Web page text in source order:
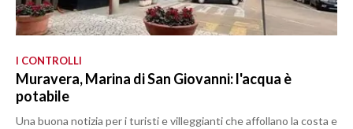
I CONTROLLI
Muravera, Marina di San Giovanni: l'acqua è
potabile
Una buona notizia per i turisti e villeggianti che affollano la costa e